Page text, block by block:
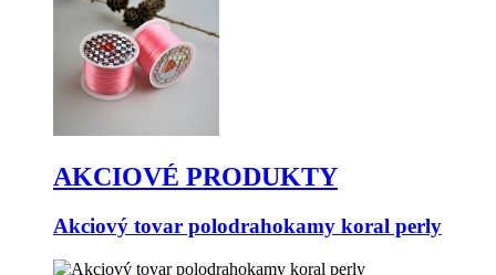
AKCIOVÉ PRODUKTY
Akciový tovar polodrahokamy koral perly